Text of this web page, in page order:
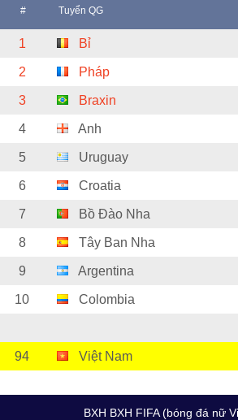
# Tuyển QG
1 Bỉ
2 Pháp
3 Braxin
4 Anh
5 Uruguay
6 Croatia
7 Bồ Đào Nha
8 Tây Ban Nha
9 Argentina
10 Colombia
94 Việt Nam
BXH BXH FIFA (bóng đá nữ